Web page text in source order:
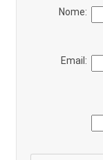
Nome:
Email: